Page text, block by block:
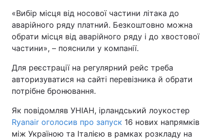
«Вибір місця від носової частини літака до
аварійного ряду платний. Безкоштовно можна
обрати місця від аварійного ряду і до хвостової
частини», – пояснили у компанії.
Для реєстрації на регулярний рейс треба
авторизуватися на сайті перевізника й обрати
потрібне бронювання.
Як повідомляв УНІАН, ірландський лоукостер
Ryanair оголосив про запуск 16 нових напрямків
між Україною та Італією в рамках розкладу на